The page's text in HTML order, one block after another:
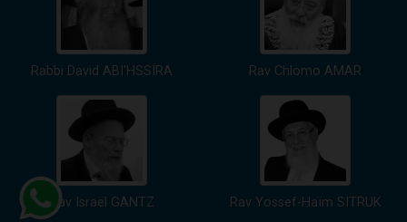
Rabbi David ABI'HSSIRA Rav Chlomo AMAR
Rav Israël GANTZ Rav Yossef-Haïm SITRUK